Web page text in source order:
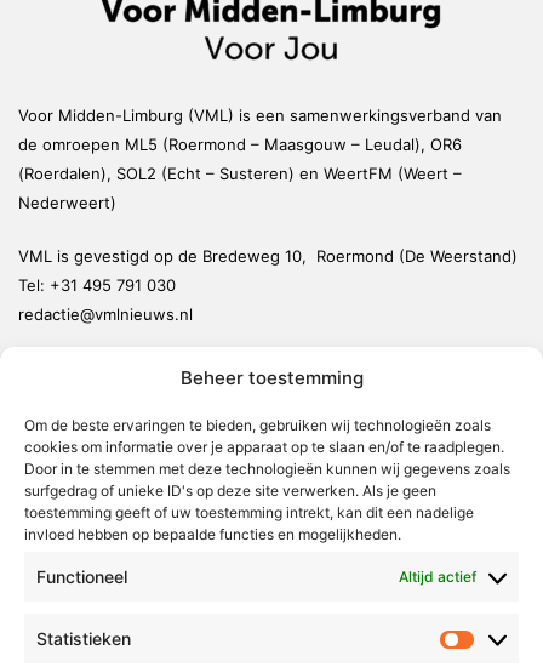
Beheer toestemming
Om de beste ervaringen te bieden, gebruiken wij technologieën zoals
cookies om informatie over je apparaat op te slaan en/of te raadplegen.
Door in te stemmen met deze technologieën kunnen wij gegevens zoals
surfgedrag of unieke ID's op deze site verwerken. Als je geen
toestemming geeft of uw toestemming intrekt, kan dit een nadelige
invloed hebben op bepaalde functies en mogelijkheden.
Functioneel Altijd actief
Statistieken
Voor Midden-Limburg (VML) is een samenwerkingsverband van
de omroepen ML5 (Roermond – Maasgouw – Leudal), OR6
(Roerdalen), SOL2 (Echt – Susteren) en WeertFM (Weert –
Nederweert)
VML is gevestigd op de Bredeweg 10, Roermond (De Weerstand)
Tel: +31 495 791 030
redactie@vmlnieuws.nl
Leudal
Maasgouw
Echt-Susteren